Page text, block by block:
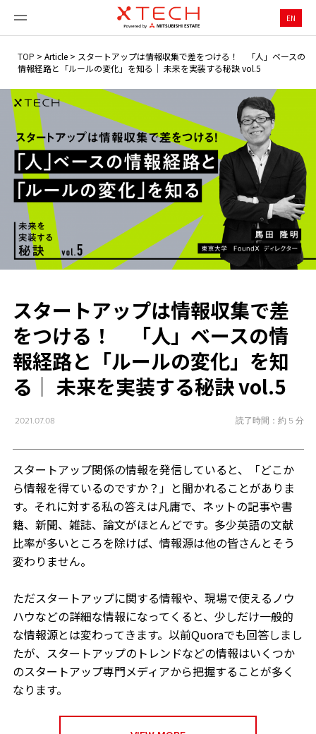
EN
TOP > Article > スタートアップは情報収集で差をつける！ 「人」ベースの
情報経路と「ルールの変化」を知る｜ 未来を実装する秘訣 vol.5
スタートアップは情報収集で差
をつける！ 「人」ベースの情
報経路と「ルールの変化」を知
る｜ 未来を実装する秘訣 vol.5
2021.07.08 読了時間：約 5 分
スタートアップ関係の情報を発信していると、「どこか
ら情報を得ているのですか？」と聞かれることがありま
す。それに対する私の答えは凡庸で、ネットの記事や書
籍、新聞、雑誌、論文がほとんどです。多少英語の文献
比率が多いところを除けば、情報源は他の皆さんとそう
変わりません。
ただスタートアップに関する情報や、現場で使えるノウ
ハウなどの詳細な情報になってくると、少しだけ一般的
な情報源とは変わってきます。以前Quoraでも回答しまし
たが、スタートアップのトレンドなどの情報はいくつか
のスタートアップ専門メディアから把握することが多く
なります。